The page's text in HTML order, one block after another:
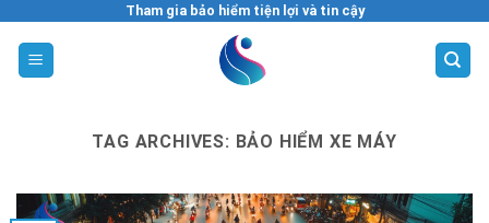
content
Tham gia bảo hiểm tiện lợi và tin cậy
TAG ARCHIVES: BẢO HIỂM XE MÁY